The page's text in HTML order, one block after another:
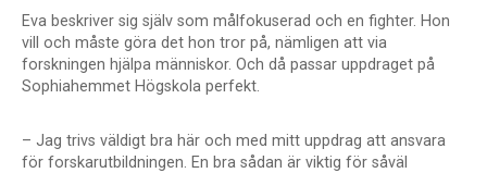
Eva beskriver sig själv som målfokuserad och en fighter. Hon
vill och måste göra det hon tror på, nämligen att via
forskningen hjälpa människor. Och då passar uppdraget på
Sophiahemmet Högskola perfekt.
– Jag trivs väldigt bra här och med mitt uppdrag att ansvara
för forskarutbildningen. En bra sådan är viktig för såväl